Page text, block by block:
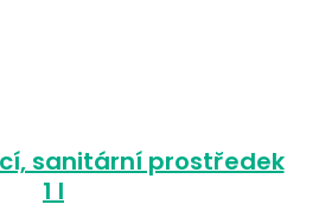
sanitární prostředek
1 l